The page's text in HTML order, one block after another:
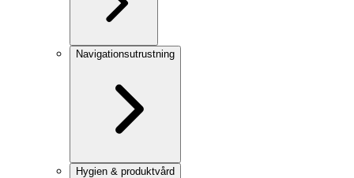
Navigationsutrustning
Hygien & produktvård